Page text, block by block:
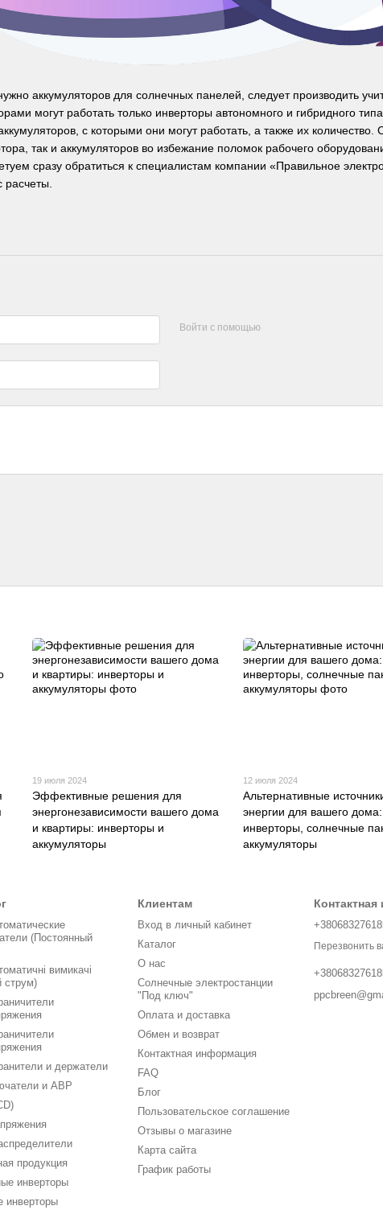
аккумуляторов для солнечных панелей, следует производить
могут работать только инверторы автономного и гибридного
с которыми они могут работать, а также их количество.
так и аккумуляторов во избежание поломок рабочего
сразу обратиться к специалистам компании «Правильное
Войти с помощью
19 июля 2024
Эффективные решения для
энергонезависимости вашего дома
и квартиры: инверторы и
аккумуляторы
12 июля 2024
Альтернативные
энергии для вашего дома:
инверторы, солнечные
аккумуляторы
(Постоянный
вимикачі
струм)
и держатели
и АВР
продукция
инверторы
инверторы
Клиентам
Вход в личный кабинет
Каталог
О нас
Солнечные электростанции
"Под ключ"
Оплата и доставка
Обмен и возврат
Контактная информация
FAQ
Блог
Пользовательское соглашение
Отзывы о магазине
Карта сайта
График работы
Перезвонить